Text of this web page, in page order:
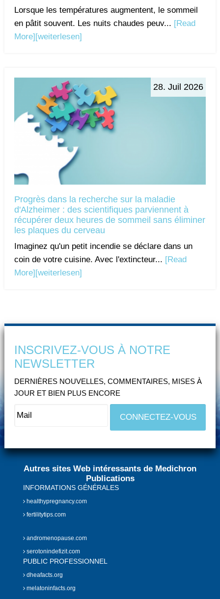
Lorsque les températures augmentent, le sommeil
en pâtit souvent. Les nuits chaudes peuv... [Read
More] [weiterlesen]
28. Juil 2026
Progrès dans la recherche sur la maladie
d'Alzheimer : des scientifiques parviennent à
récupérer deux heures de sommeil sans éliminer
les plaques du cerveau
Imaginez qu'un petit incendie se déclare dans un
coin de votre cuisine. Avec l'extincteur... [Read
More][weiterlesen]
INSCRIVEZ-VOUS À NOTRE
NEWSLETTER
DERNIÈRES NOUVELLES, COMMENTAIRES, MISES À
JOUR ET BIEN PLUS ENCORE
Autres sites Web intéressants de Medichron
Publications
INFORMATIONS GÉNÉRALES
healthypregnancy.com
fertilitytips.com
andromenopause.com
serotonindefizit.com
PUBLIC PROFESSIONNEL
dheafacts.org
melatoninfacts.org